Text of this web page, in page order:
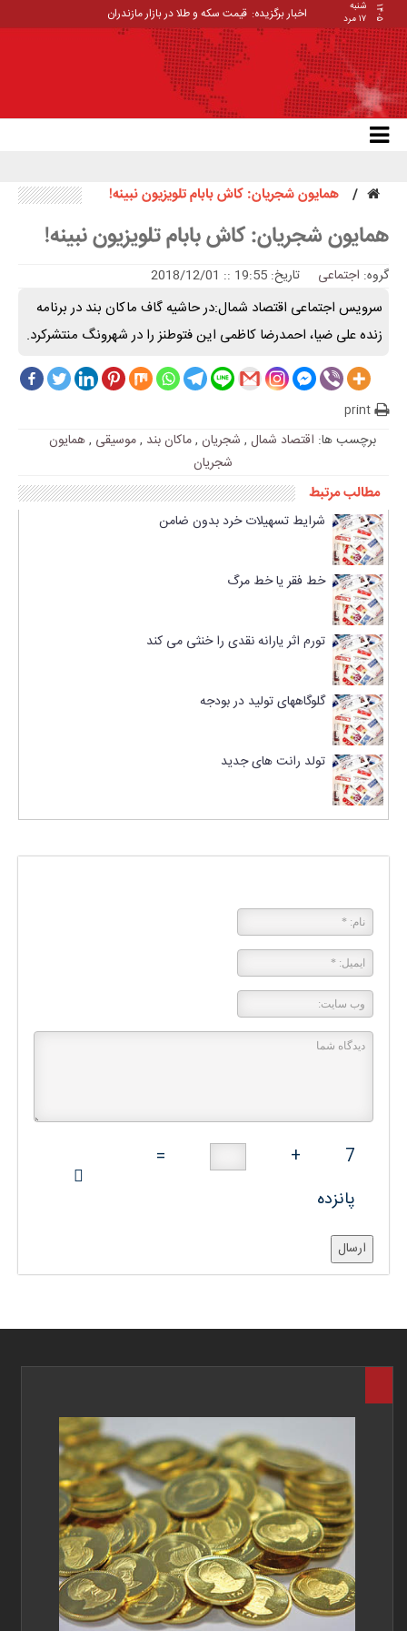
۱۴۰۵
شنبه
۱۷ مرد
اخبار برگزیده: قیمت سکه و طلا در بازار مازندران
همایون شجریان: کاش بابام تلویزیون نبینه!
همایون شجریان: کاش بابام تلویزیون نبینه!
گروه: اجتماعی تاریخ: 19:55 :: 2018/12/01
سرویس اجتماعی اقتصاد شمال:در حاشیه گاف ماکان بند در برنامه
زنده علی ضیا، احمدرضا کاظمی این فتوطنز را در شهرونگ منتشرکرد.
print
برچسب ها: اقتصاد شمال , شجریان ,ماکان بند ,موسیقی ,همایون
شجریان
مطالب مرتبط
شرایط تسهیلات خرد بدون ضامن
خط فقر یا خط مرگ
تورم اثر یارانه نقدی را خنثی می کند
گلوگاههای تولید در بودجه
تولد رانت های جدید
7
+
=
پانزده
ارسال